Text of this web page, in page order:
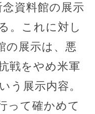
資料館の展示
。これに対し
の展示は、悪
戦をやめ米軍
う展示内容。
って確かめて